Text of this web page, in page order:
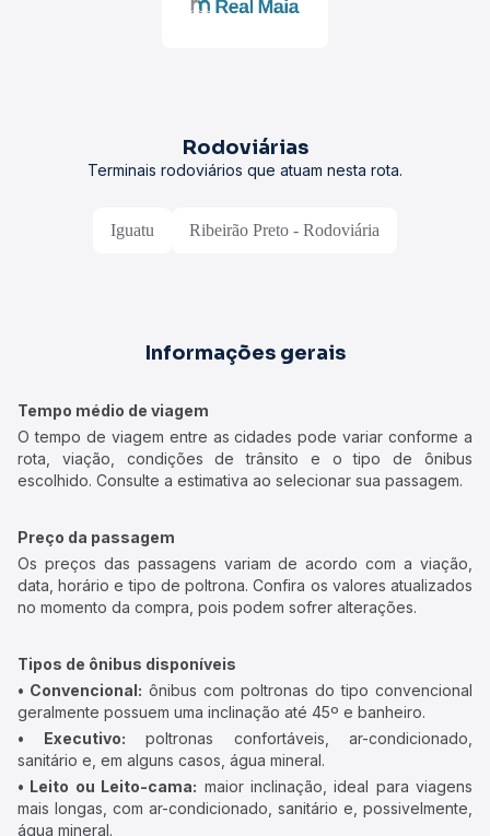
Rodoviárias
Terminais rodoviários que atuam nesta rota.
Iguatu Ribeirão Preto - Rodoviária
Informações gerais
Tempo médio de viagem
O tempo de viagem entre as cidades pode variar conforme a
rota, viação, condições de trânsito e o tipo de ônibus
escolhido. Consulte a estimativa ao selecionar sua passagem.
Preço da passagem
Os preços das passagens variam de acordo com a viação,
data, horário e tipo de poltrona. Confira os valores atualizados
no momento da compra, pois podem sofrer alterações.
Tipos de ônibus disponíveis
• Convencional: ônibus com poltronas do tipo convencional
geralmente possuem uma inclinação até 45º e banheiro.
• Executivo: poltronas confortáveis, ar-condicionado,
sanitário e, em alguns casos, água mineral.
• Leito ou Leito-cama: maior inclinação, ideal para viagens
mais longas, com ar-condicionado, sanitário e, possivelmente,
água mineral.